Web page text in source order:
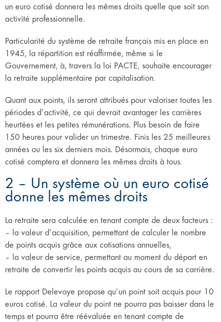
un euro cotisé donnera les mêmes droits quelle que soit son
activité professionnelle.
Particularité du système de retraite français mis en place en
1945, la répartition est réaffirmée, même si le
Gouvernement, à, travers la loi PACTE, souhaite encourager
la retraite supplémentaire par capitalisation.
Quant aux points, ils seront attribués pour valoriser toutes les
périodes d’activité, ce qui devrait avantager les carrières
heurtées et les petites rémunérations. Plus besoin de faire
150 heures pour valider un trimestre. Finis les 25 meilleures
années ou les six derniers mois. Désormais, chaque euro
cotisé comptera et donnera les mêmes droits à tous.
2 – Un système où un euro cotisé
donne les mêmes droits
La retraite sera calculée en tenant compte de deux facteurs :
– la valeur d’acquisition, permettant de calculer le nombre
de points acquis grâce aux cotisations annuelles,
– la valeur de service, permettant au moment du départ en
retraite de convertir les points acquis au cours de sa carrière.
Le rapport Delevoye propose qu’un point soit acquis pour 10
euros cotisé. La valeur du point ne pourra pas baisser dans le
temps et pourra être réévaluée en tenant compte de